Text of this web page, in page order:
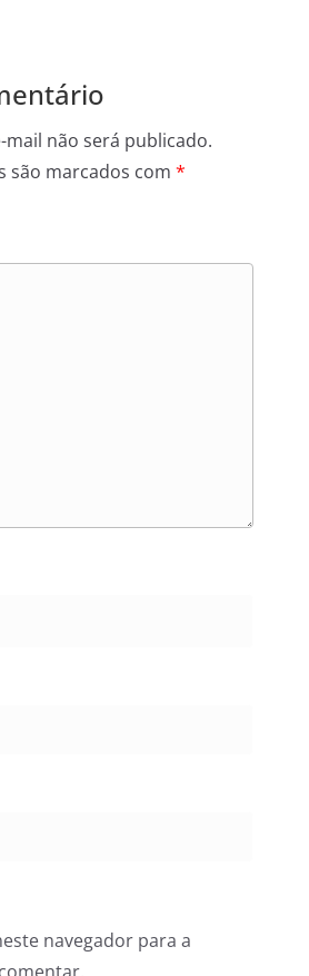
mail não será publicado.
são marcados com *
navegador para a